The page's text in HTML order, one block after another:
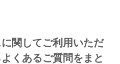
関してご利用いただ
くあるご質問をまと